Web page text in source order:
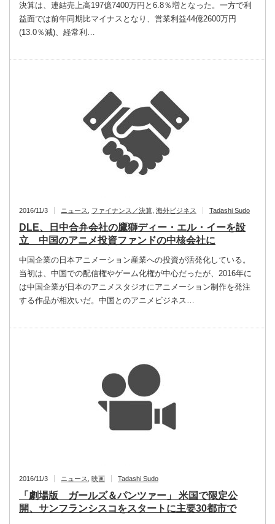
決算は、連結売上高197億7400万円と6.8％増となった。一方で利
益面では前年同期比マイナスとなり、営業利益44億2600万円
(13.0％減)、経常利…
2016/11/3 ニュース ファイナンス／決算 海外ビジネス Tadashi Sudo
DLE、日中合弁会社の鷹獅ディー・エル・イーを設
立 中国のアニメ投資ファンドの中核会社に
中国企業の日本アニメーション産業への投資が活発化している。
当初は、中国での配信権やゲーム化権が中心だったが、2016年に
は中国企業が日本のアニメスタジオにアニメーション制作を発注
する作品が相次いだ。中国とのアニメビジネス…
2016/11/3 ニュース 映画 Tadashi Sudo
「劇場版 ガールズ＆パンツァー」 米国で限定公
開、サンフランシスコをスタートに主要30都市で